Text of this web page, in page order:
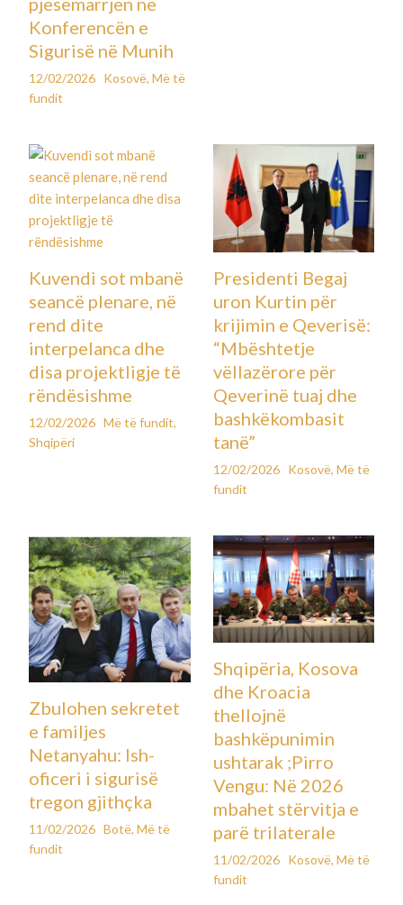
Konferencën e
Sigurisë në Munih
12/02/2026 Kosovë,Më të
fundit
Kuvendi sot mbanë
seancë plenare, në
rend dite
interpelanca dhe
disa projektligje të
rëndësishme
12/02/2026 Më të fundit,
Shqipëri
Presidenti Begaj
uron Kurtin për
krijimin e Qeverisë:
“Mbështetje
vëllazërore për
Qeverinë tuaj dhe
bashkëkombasit
tanë”
12/02/2026 Kosovë, Më të
fundit
Zbulohen sekretet
e familjes
Netanyahu: Ish-
oficeri i sigurisë
tregon gjithçka
11/02/2026 Botë,Më të
fundit
Shqipëria, Kosova
dhe Kroacia
thellojnë
bashkëpunimin
ushtarak ;Pirro
Vengu: Në 2026
mbahet stërvitja e
parë trilaterale
11/02/2026 Kosovë, Më të
fundit